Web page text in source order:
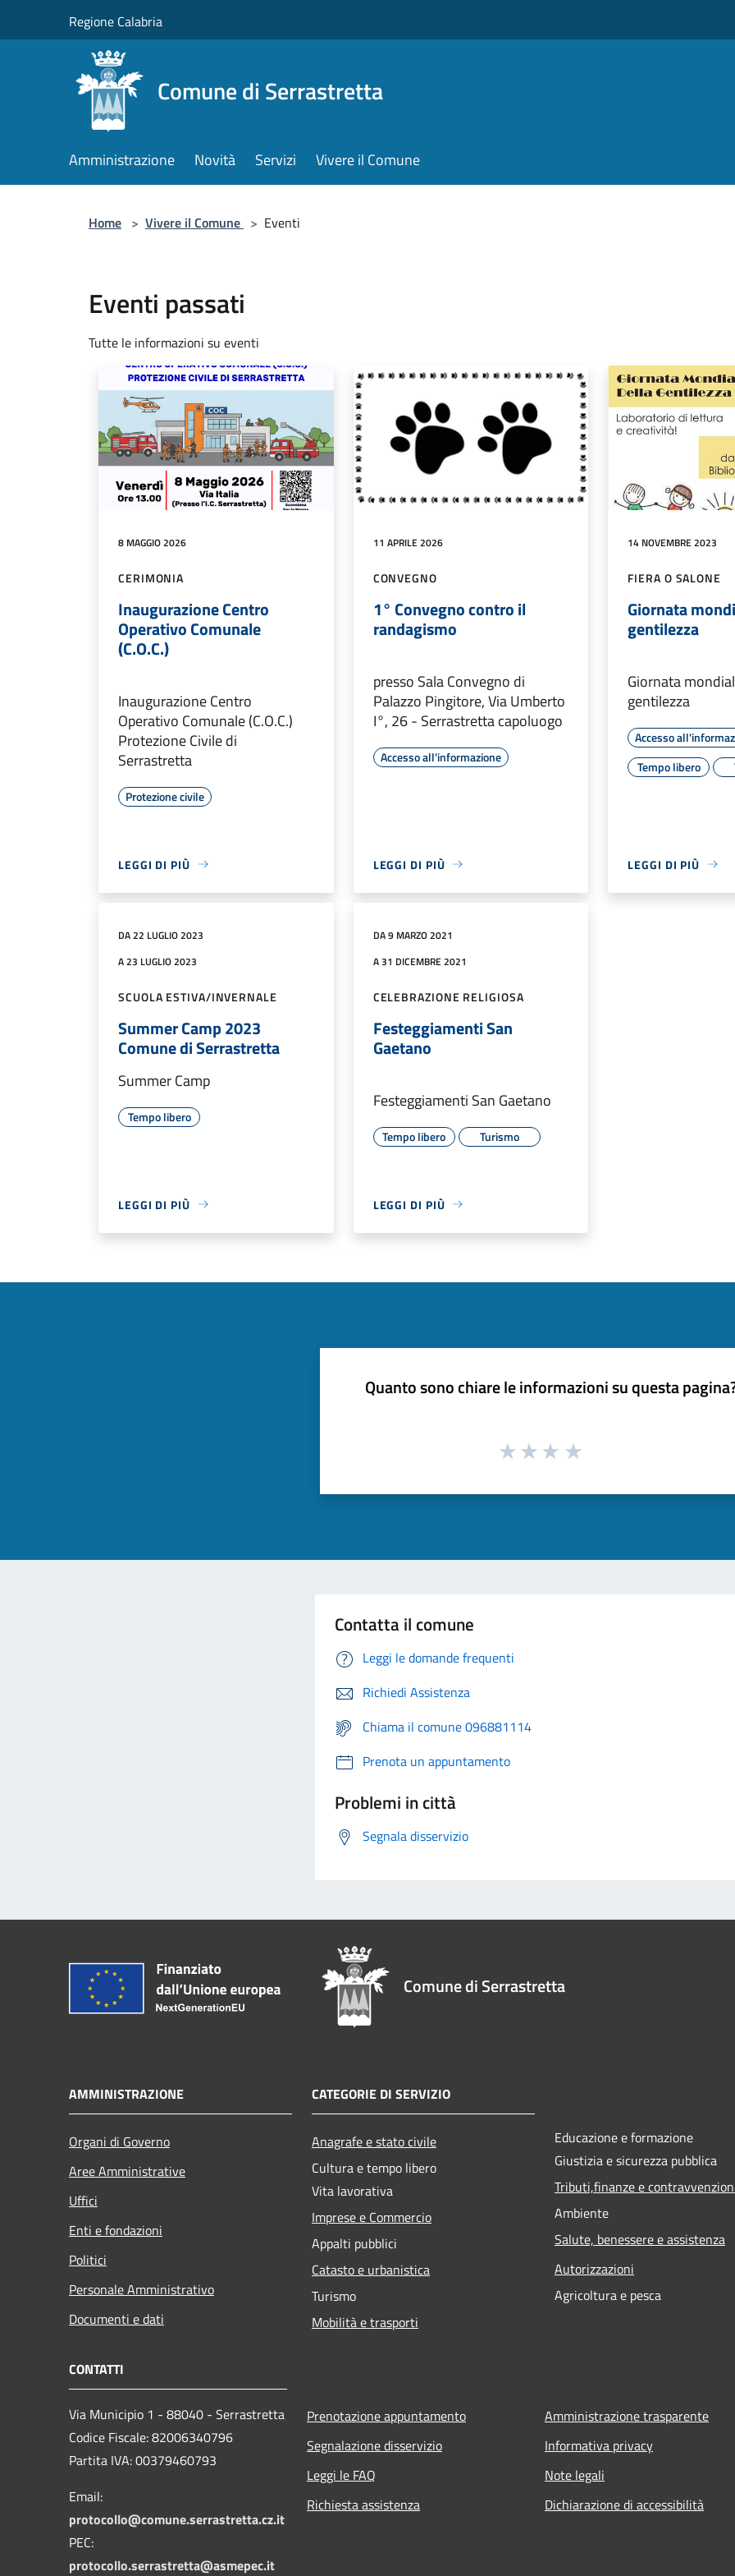
Regione Calabria
Comune di Serrastretta
Amministrazione Novità Servizi Vivere il Comune
Home > Vivere il Comune > Eventi
Eventi passati
Tutte le informazioni su eventi
8 MAGGIO 2026
CERIMONIA
Inaugurazione Centro
Operativo Comunale
(C.O.C.)
Inaugurazione Centro
Operativo Comunale (C.O.C.)
Protezione Civile di
Serrastretta
Protezione civile
LEGGI DI PIÙ
11 APRILE 2026
CONVEGNO
1° Convegno contro il
randagismo
presso Sala Convegno di
Palazzo Pingitore, Via Umberto
I°, 26 - Serrastretta capoluogo
Accesso all'informazione
LEGGI DI PIÙ
14 NOVEMBRE 2023
FIERA O SALONE
Giornata
gentilezza
Giornata
gentilezza
Accesso
Tempo libero
LEGGI DI PIÙ
DA 22 LUGLIO 2023
A 23 LUGLIO 2023
SCUOLA ESTIVA/INVERNALE
Summer Camp 2023
Comune di Serrastretta
Summer Camp
Tempo libero
LEGGI DI PIÙ
DA 9 MARZO 2021
A 31 DICEMBRE 2021
CELEBRAZIONE RELIGIOSA
Festeggiamenti San
Gaetano
Festeggiamenti San Gaetano
Tempo libero Turismo
LEGGI DI PIÙ
Quanto sono chiare le informazioni su questa
Contatta il comune
Leggi le domande frequenti
Richiedi Assistenza
Chiama il comune 096881114
Prenota un appuntamento
Problemi in città
Segnala disservizio
Comune di Serrastretta
AMMINISTRAZIONE
Organi di Governo
Aree Amministrative
Uffici
Enti e fondazioni
Politici
Personale Amministrativo
Documenti e dati
CATEGORIE DI SERVIZIO
Anagrafe e stato civile
Cultura e tempo libero
Vita lavorativa
Imprese e Commercio
Appalti pubblici
Catasto e urbanistica
Turismo
Mobilità e trasporti
Educazione e formazione
Giustizia e sicurezza pubblica
Tributi,finanze e
Ambiente
Salute, benessere e assistenza
Autorizzazioni
Agricoltura e pesca
CONTATTI
Via Municipio 1 - 88040 - Serrastretta
Codice Fiscale: 82006340796
Partita IVA: 00379460793
Email:
protocollo@comune.serrastretta.cz.it
PEC:
protocollo.serrastretta@asmepec.it
Prenotazione appuntamento
Segnalazione disservizio
Leggi le FAQ
Richiesta assistenza
Amministrazione trasparente
Informativa privacy
Note legali
Dichiarazione di accessibilità